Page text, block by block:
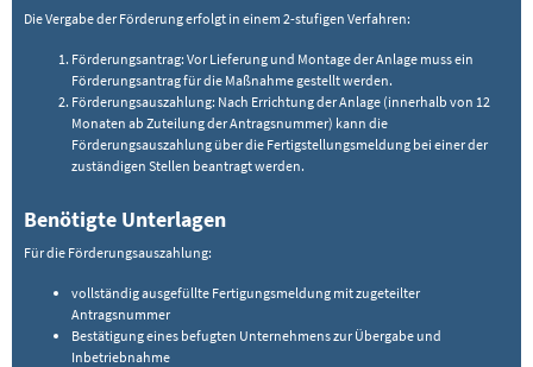
Die Vergabe der Förderung erfolgt in einem 2-stufigen Verfahren:
Förderungsantrag: Vor Lieferung und Montage der Anlage muss ein
Förderungsantrag für die Maßnahme gestellt werden.
Förderungsauszahlung: Nach Errichtung der Anlage (innerhalb von 12
Monaten ab Zuteilung der Antragsnummer) kann die
Förderungsauszahlung über die Fertigstellungsmeldung bei einer der
zuständigen Stellen beantragt werden.
Benötigte Unterlagen
Für die Förderungsauszahlung:
vollständig ausgefüllte Fertigungsmeldung mit zugeteilter
Antragsnummer
Bestätigung eines befugten Unternehmens zur Übergabe und
Inbetriebnahme